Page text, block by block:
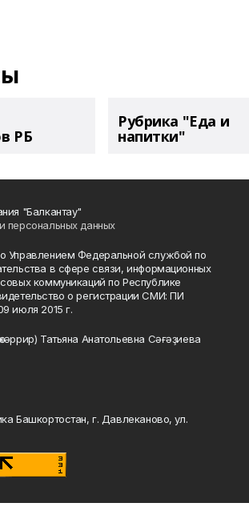
РБ
Рубрика "Еда и
напитки"
"Балкантау"
персональных данных
Управлением Федеральной службой по
в сфере связи, информационных
коммуникаций по Республике
о регистрации СМИ: ПИ
июля 2015 г.
Татьяна Анатольевна Сәғәҙиева
Башкортостан, г. Давлеканово, ул.